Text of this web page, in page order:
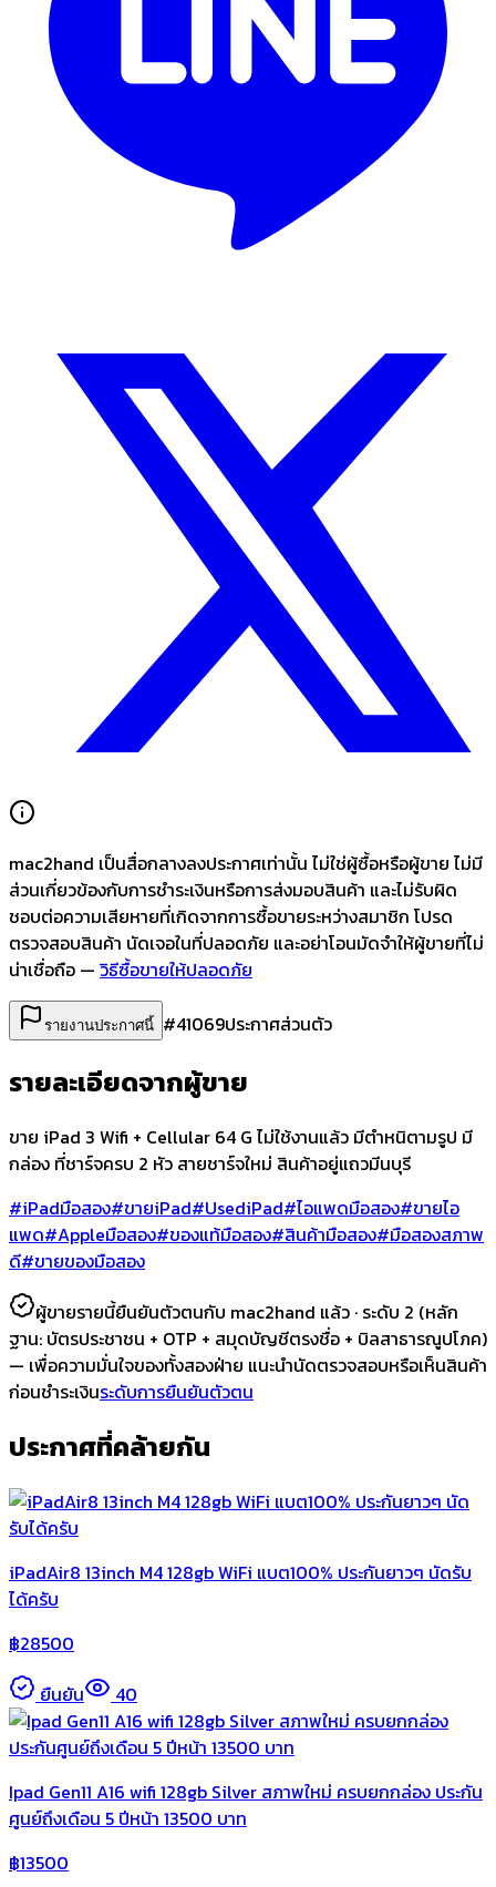
mac2hand เป็นสื่อกลางลงประกาศเท่านั้น ไม่ใช่ผู้ซื้อหรือผู้ขาย ไม่มี
ส่วนเกี่ยวข้องกับการชำระเงินหรือการส่งมอบสินค้า และไม่รับผิด
ชอบต่อความเสียหายที่เกิดจากการซื้อขายระหว่างสมาชิก โปรด
ตรวจสอบสินค้า นัดเจอในที่ปลอดภัย และอย่าโอนมัดจำให้ผู้ขายที่ไม่
น่าเชื่อถือ — วิธีซื้อขายให้ปลอดภัย
รายงานประกาศนี้ #41069ประกาศส่วนตัว
รายละเอียดจากผู้ขาย
ขาย iPad 3 Wifi + Cellular 64 G ไม่ใช้งานแล้ว มีตำหนิตามรูป มี
กล่อง ที่ชาร์จครบ 2 หัว สายชาร์จใหม่ สินค้าอยู่แถวมีนบุรี
#iPadมือสอง#ขายiPad#UsediPad#ไอแพดมือสอง#ขายไอ
แพด#Appleมือสอง#ของแท้มือสอง#สินค้ามือสอง#มือสองสภาพ
ดี#ขายของมือสอง
ผู้ขายรายนี้ยืนยันตัวตนกับ mac2hand แล้ว · ระดับ 2 (หลัก
ฐาน: บัตรประชาชน + OTP + สมุดบัญชีตรงชื่อ + บิลสาธารณูปโภค)
— เพื่อความมั่นใจของทั้งสองฝ่าย แนะนำนัดตรวจสอบหรือเห็นสินค้า
ก่อนชำระเงินระดับการยืนยันตัวตน
ประกาศที่คล้ายกัน
iPadAir8 13inch M4 128gb WiFi แบต100% ประกันยาวๆ นัดรับ
ได้ครับ
฿28500
ยืนยัน
40
Ipad Gen11 A16 wifi 128gb Silver สภาพใหม่ ครบยกกล่อง ประกัน
ศูนย์ถึงเดือน 5 ปีหน้า 13500 บาท
฿13500